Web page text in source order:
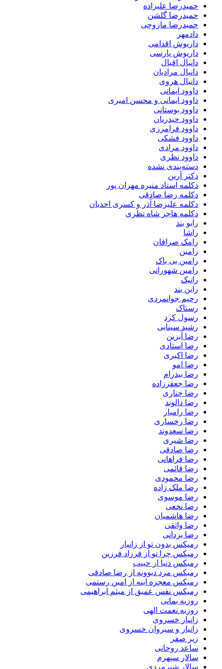
حمیدرضا علیزاده
حمیدرضا گلشن
حمیدرضا مازوچی
دادمهر
داریوش اقدامی
داریوش پارسی
دانیال اقبال
دانیال مرادیان
دانیال هروی
داوود ایمانی
داوود ایمانی و محسن امیری
داوود بوستانی
داوود حیدریان
داوود فرامرزی
داوود فشکی
داوود مرادی
داوود نظری
دسته‌بندی نشده
دکتر آرین
دکلمه استاد منیره مهران پور
دکلمه رضا صادقی
دکلمه علیرضا آذر و کسری احدیان
دکلمه هاجر شاه نظری
رابو بند
راشا
رامک صرافان
رامین
رامین بی باک
رامین شهورانی
رانیک
راین بند
رحیم جوانمردی
رستاک
رسول کرد
رشید سینایی
رضا آبزین
رضا استادی
رضا اکبری
رضا امو
رضا بیدرام
رضا جعفرزاده
رضا چناری
رضا دالوند
رضا رامیار
رضا رخساری
رضا سعدوند
رضا شیری
رضا صادقی
رضا فراهانی
رضا قائمی
رضا محمودی
رضا ملک زاده
رضا موسوی
رضا نخعی
رضا هاشمیان
رضا واثقی
رضا یزدانی
رمیکس بدون تو از زانیار
رمیکس چرا تو از فرزاد فرزین
رمیکس دنیا از حبیب
رمیکس مرد دیوونه از رضا صادقی
رمیکس معجزه اینه از امین رستمی
رمیکس نفس عمیق از میثم ابراهیمی
روزبه بمانی
روزبه نعمت الهی
زانیار خسروی
زانیار و سیروان خسروی
زیر صفر
ساعد روحانی
سالار سپهرم
سالار شیرمردی